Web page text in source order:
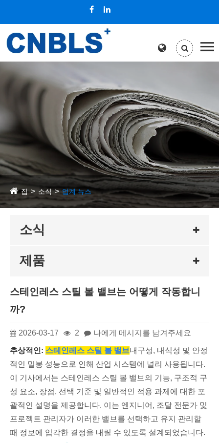
집 소식 업계 뉴스
소식
제품
스테인레스 스틸 볼 밸브는 어떻게 작동합니
까?
2026-03-17 2 나에게 메시지를 남겨주세요
추상적인: 스테인레스 스틸 볼 밸브내구성, 내식성 및 안정
적인 밀봉 성능으로 인해 산업 시스템에 널리 사용됩니다.
이 기사에서는 스테인레스 스틸 볼 밸브의 기능, 구조적 구
성 요소, 장점, 선택 기준 및 일반적인 적용 과제에 대한 포
괄적인 설명을 제공합니다. 이는 엔지니어, 조달 전문가 및
프로젝트 관리자가 이러한 밸브를 선택하고 유지 관리할
때 정보에 입각한 결정을 내릴 수 있도록 설계되었습니다.